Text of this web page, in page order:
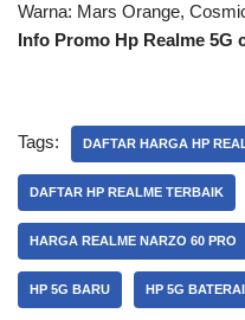
Warna: Mars Orange,
Info Promo Hp Realme 5G
Tags: DAFTAR HARGA HP
DAFTAR HP REALME TERBAIK
HARGA REALME NARZO 60 PRO
HP 5G BARU HP 5G